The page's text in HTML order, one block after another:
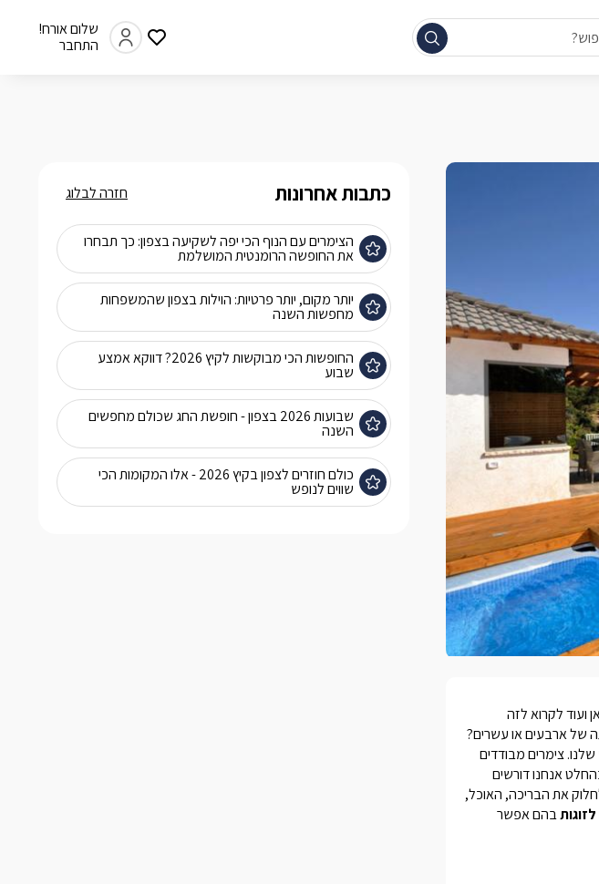
שלום אורח!
התחבר
ועוד לקרוא לזה
של ארבעים או עשרים?
צימרים מבודדים
אנחנו דורשים
את הבריכה, האוכל,
בהם אפשר
כתבות אחרונות
הצימרים עם הנוף הכי יפה לשקיעה בצפון: כך תבחרו
את החופשה הרומנטית המושלמת
יותר מקום, יותר פרטיות: הוילות בצפון שהמשפחות
מחפשות השנה
החופשות הכי מבוקשות לקיץ 2026? דווקא אמצע
שבוע
שבועות 2026 בצפון - חופשת החג שכולם מחפשים
השנה
כולם חוזרים לצפון בקיץ 2026 - אלו המקומות הכי
שווים לנופש
חזרה לבלוג